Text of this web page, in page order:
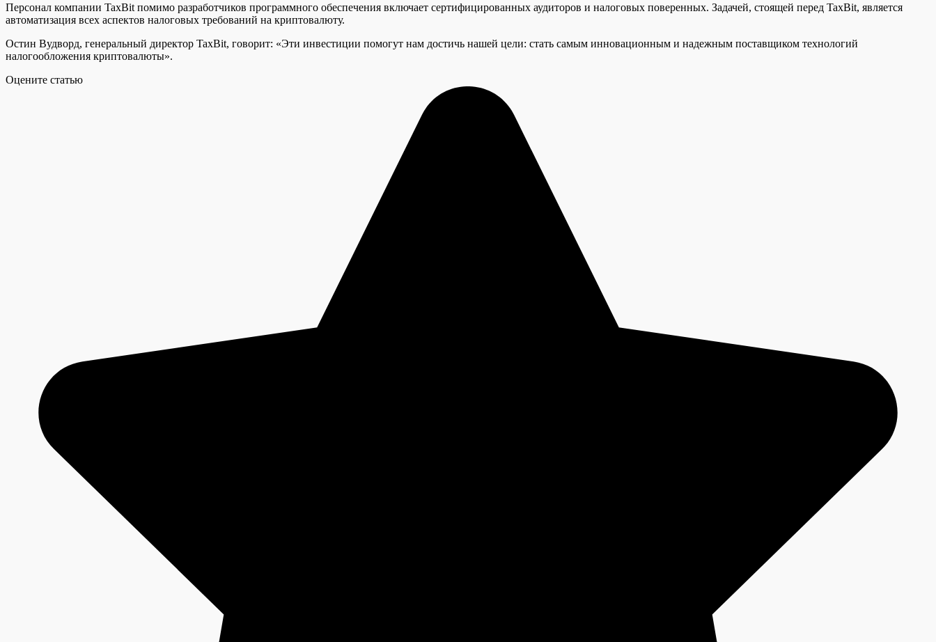
Персонал компании TaxBit помимо разработчиков программного обеспечения включает сертифицированных аудиторов и налоговых поверенных. Задачей, стоящей перед TaxBit, является
автоматизация всех аспектов налоговых требований на криптовалюту.
Остин Вудворд, генеральный директор TaxBit, говорит: «Эти инвестиции помогут нам достичь нашей цели: стать самым инновационным и надежным поставщиком технологий
налогообложения криптовалюты».
Оцените статью